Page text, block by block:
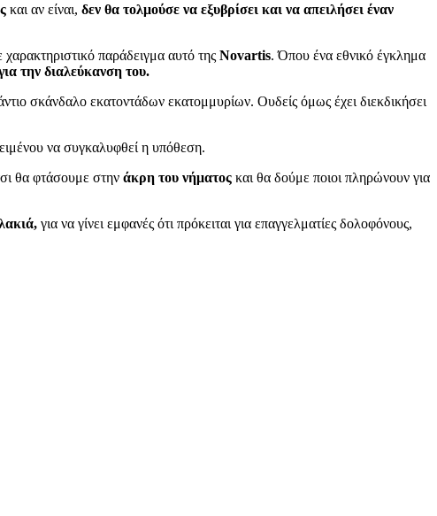
και αν είναι, δεν θα τολμούσε να εξυβρίσει και να απειλήσει έναν
παράδειγμα αυτό της Novartis. Όπου ένα εθνικό έγκλημα
την διαλεύκανση του.
σκάνδαλο εκατοντάδων εκατομμυρίων. Ουδείς όμως έχει διεκδικήσει
να συγκαλυφθεί η υπόθεση.
θα φτάσουμε στην άκρη του νήματος και θα δούμε ποιοι πληρώνουν για
για να γίνει εμφανές ότι πρόκειται για επαγγελματίες δολοφόνους,